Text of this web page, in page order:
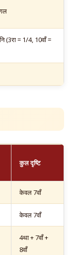
(3रा = 1/4, 10वाँ =
कुल दृष्टि
केवल 7वाँ
केवल 7वाँ
4था + 7वाँ +
8वाँ